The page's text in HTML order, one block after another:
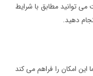
می توانید مطابق با شرایط
دهید.
امکان را فراهم می کند